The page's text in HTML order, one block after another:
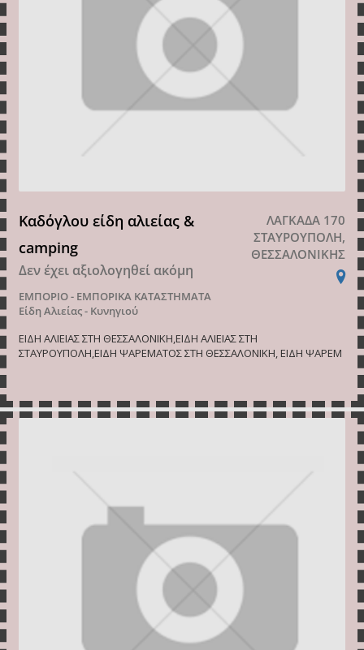
Καδόγλου είδη αλιείας &
camping
Δεν έχει αξιολογηθεί ακόμη
ΕΜΠΟΡΙΟ - ΕΜΠΟΡΙΚΑ ΚΑΤΑΣΤΗΜΑΤΑ
Είδη Αλιείας - Κυνηγιού
ΛΑΓΚΑΔΑ 170
ΣΤΑΥΡΟΥΠΟΛΗ,
ΘΕΣΣΑΛΟΝΙΚΗΣ
ΕΙΔΗ ΑΛΙΕΙΑΣ ΣΤΗ ΘΕΣΣΑΛΟΝΙΚΗ,ΕΙΔΗ ΑΛΙΕΙΑΣ ΣΤΗ
ΣΤΑΥΡΟΥΠΟΛΗ,ΕΙΔΗ ΨΑΡΕΜΑΤΟΣ ΣΤΗ ΘΕΣΣΑΛΟΝΙΚΗ, ΕΙΔΗ ΨΑΡΕΜ